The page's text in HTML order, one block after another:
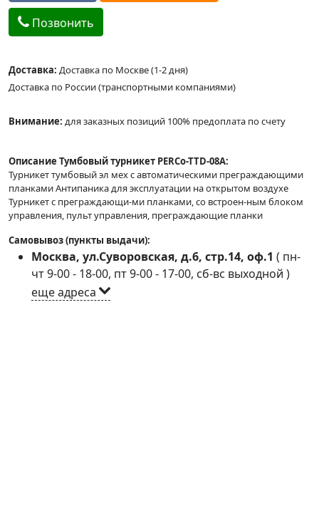
Позвонить
Доставка: Доставка по Москве (1-2 дня)
Доставка по России (транспортными компаниями)
Внимание: для заказных позиций 100% предоплата по счету
Описание Тумбовый турникет PERCo-TTD-08A:
Турникет тумбовый эл мех с автоматическими преграждающими
планками Антипаника для эксплуатации на открытом воздухе
Турникет с преграждающи-ми планками, со встроен-ным блоком
управления, пульт управления, преграждающие планки
Самовывоз (пункты выдачи):
Москва, ул.Суворовская, д.6, стр.14, оф.1 ( пн-
чт 9-00 - 18-00, пт 9-00 - 17-00, сб-вс выходной )
еще адреса